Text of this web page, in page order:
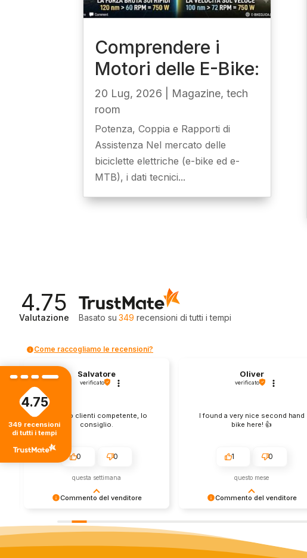
Comprendere i
Motori delle E-Bike:
20 Lug, 2026 Magazine,tech
room
Potenza, Coppia e Rapporti di
Assistenza Nel mercato delle
biciclette elettriche (e-bike ed e-
MTB), i dati tecnici...
4.75
Valutazione Basato su 349 recensionidi tutti i tempi
Come raccogliamo le recensioni?
Commento del venditore
lieti che l'acquisto sia andato liscio,
giusto a clienti così fantastici. Grazie
Salvatore
verificato
Servizio clienti competente, lo
consiglio.
0 0
questa settimana
Commento del venditore
così! Apprezziamo il tempo e lo
sforzo che metti nel condividere la
Oliver
verificato
I found a very nice second hand
bike here! 👍️
1 0
questo mese
4.75
349 recensioni
di tutti i tempi